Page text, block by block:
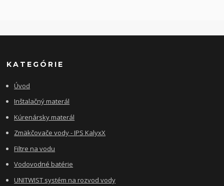
KATEGÓRIE
Úvod
Inštalačný materál
Kúrenársky materál
Zmäkčovače vody - IPS KalyxX
Filtre na vodu
Vodovodné batérie
UNITWIST systém na rozvod vody